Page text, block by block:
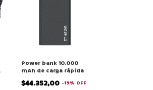
Power bank 10.000
mAh de carga rápida
$44.352,00 -19% OFF